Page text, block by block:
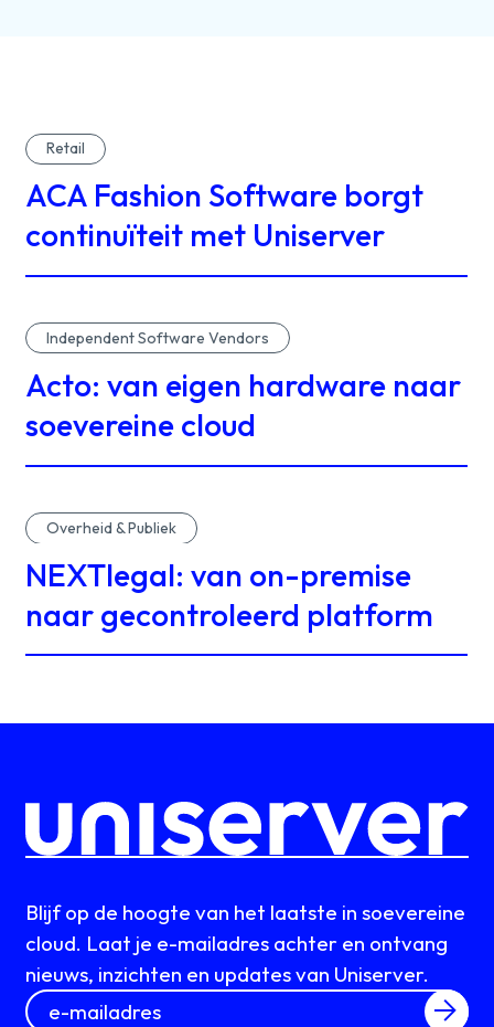
Retail
ACA Fashion Software borgt
continuïteit met Uniserver
Independent Software Vendors
Acto: van eigen hardware naar
soevereine cloud
Overheid & Publiek
NEXTlegal: van on-premise
naar gecontroleerd platform
Blijf op de hoogte van het laatste in soevereine
cloud. Laat je e-mailadres achter en ontvang
nieuws, inzichten en updates van Uniserver.